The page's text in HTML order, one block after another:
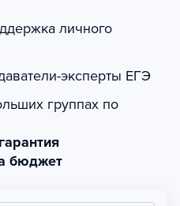
личного
эксперты ЕГЭ
группах по
бюджет